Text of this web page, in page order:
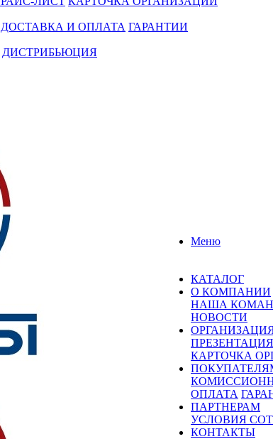
ДОСТАВКА И ОПЛАТА ГАРАНТИИ
ДИСТРИБЬЮЦИЯ
Меню
КАТАЛОГ
О КОМПАНИИ
НАША
НОВОСТИ
КАРТОЧКА
ОПЛАТА
ПАРТНЕРАМ
УСЛОВИЯ
КОНТАКТЫ